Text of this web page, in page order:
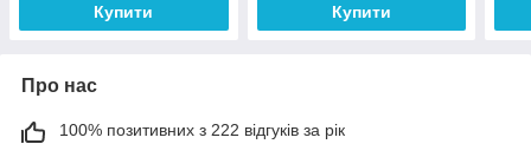
Купити Купити
Про нас
100% позитивних з 222 відгуків за рік